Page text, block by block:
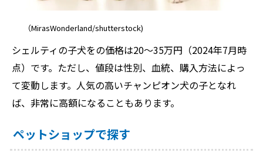
（MirasWonderland/shutterstock)
シェルティの子犬をの価格は20〜35万円（2024年7月時
点）です。ただし、値段は性別、血統、購入方法によっ
て変動します。人気の高いチャンピオン犬の子となれ
ば、非常に高額になることもあります。
ペットショップで探す